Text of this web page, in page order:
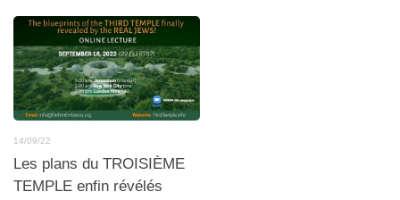
14/09/22
Les plans du TROISIÈME
TEMPLE enfin révélés